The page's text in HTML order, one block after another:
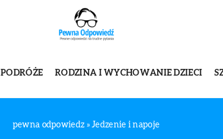
PODRÓŻE RODZINA I WYCHOWANIE DZIECI
pewna odpowiedz »Jedzenie i napoje